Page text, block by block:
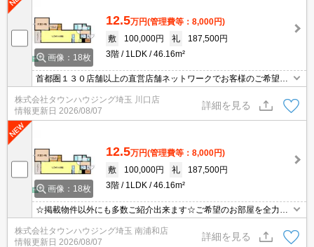
画像：18枚
12.5万円(管理費等：8,000円)
敷
100,000円 礼
187,500円
3階
1LDK 46.16m²
首都圏１３０店舗以上の直営店舗ネットワークでお客様のご希望に
合ったお部屋をお探しさせて頂きます☆賃貸市場に出ている情報を
まとめてご紹介☆何でもご相談下さい♪
株式会社タウンハウジング埼玉 川口店
情報更新日 2026/08/07
詳細を見る
画像：18枚
12.5万円(管理費等：8,000円)
敷
100,000円 礼
187,500円
3階
1LDK 46.16m²
☆掲載物件以外にも多数ご紹介出来ます☆ご希望のお部屋を全力で
お探しさせて頂きます♪
株式会社タウンハウジング埼玉 南浦和店
情報更新日 2026/08/07
詳細を見る